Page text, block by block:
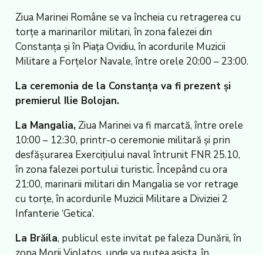
Ziua Marinei Române se va încheia cu retragerea cu
torțe a marinarilor militari, în zona falezei din
Constanța și în Piața Ovidiu, în acordurile Muzicii
Militare a Forțelor Navale, între orele 20:00 – 23:00.
La ceremonia de la Constanța va fi prezent și
premierul Ilie Bolojan.
La Mangalia,Ziua Marinei va fi marcată, între orele
10:00 – 12:30, printr-o ceremonie militară și prin
desfășurarea Exercițiului naval întrunit FNR 25.10,
în zona falezei portului turistic. Începând cu ora
21:00, marinarii militari din Mangalia se vor retrage
cu torțe, în acordurile Muzicii Militare a Diviziei 2
Infanterie ‘Getica’.
La Brăila, publicul este invitat pe faleza Dunării, în